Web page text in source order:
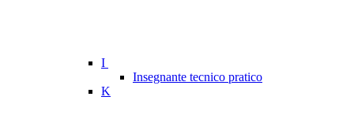
I
Insegnante tecnico pratico
K